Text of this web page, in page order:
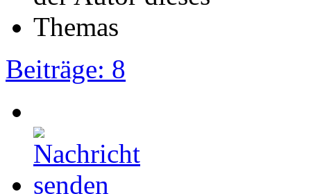
Beiträge: 8